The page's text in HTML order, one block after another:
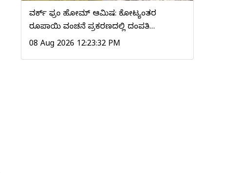
ವರ್ಕ್ ಫ್ರಂ ಹೋಮ್ ಆಮಿಷ: ಕೋಟ್ಯಂತರ
ರೂಪಾಯಿ ವಂಚನೆ ಪ್ರಕರಣದಲ್ಲಿ ದಂಪತಿ…
08 Aug 2026 12:23:32 PM